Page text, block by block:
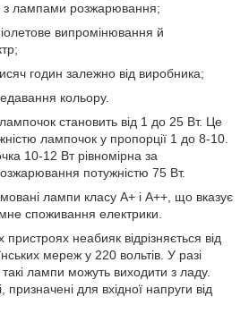
лампами розжарювання;
випромінювання й
годин залежно від виробника;
кольору.
становить від 1 до 25 Вт. Це
лампочок у пропорції 1 до 8-10.
10-12 Вт рівномірна за
потужністю 75 Вт.
лампи класу А+ і А++, що вказує
споживання електрики.
неабияк відрізняється від
мереж у 220 вольтів. У разі
такі лампи можуть виходити з ладу.
для вхідної напруги від